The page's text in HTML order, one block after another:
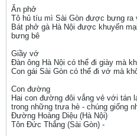
Ăn phở
Tô hủ tíu mì Sài Gòn được bưng
Bát phở gà Hà Nội được khuyến
bưng bê
Giầy vớ
Đàn ông Hà Nội có thể đi giày mà
Con gái Sài Gòn có thể đi vớ mà
Con đường
Hai con đường đôi vắng vẻ với tán
trong những trưa hè - chúng giống
Đường Hoàng Diệu (Hà Nội)
Tôn Đức Thắng (Sài Gòn) -